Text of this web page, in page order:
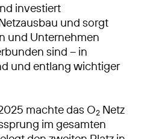
investiert
und sorgt
und Unternehmen
sind – in
und entlang wichtiger
machte das O2 Netz
im gesamten